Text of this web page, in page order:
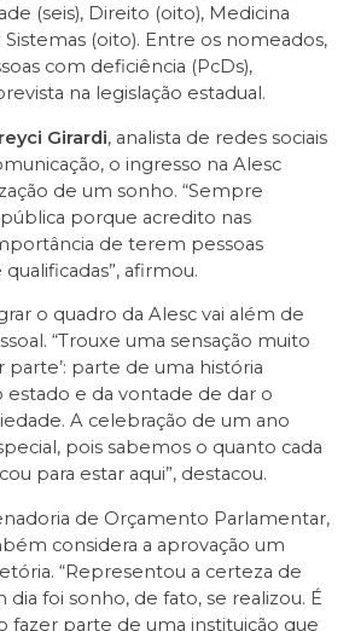
(seis), Direito (oito), Medicina
Sistemas (oito). Entre os nomeados,
com deficiência (PcDs),
na legislação estadual.
Girardi, analista de redes sociais
o ingresso na Alesc
de um sonho. “Sempre
porque acredito nas
de terem pessoas
afirmou.
o quadro da Alesc vai além de
“Trouxe uma sensação muito
parte’: parte de uma história
e da vontade de dar o
A celebração de um ano
pois sabemos o quanto cada
para estar aqui”, destacou.
de Orçamento Parlamentar,
considera a aprovação um
“Representou a certeza de
dia foi sonho, de fato, se realizou. É
fazer parte de uma instituição que